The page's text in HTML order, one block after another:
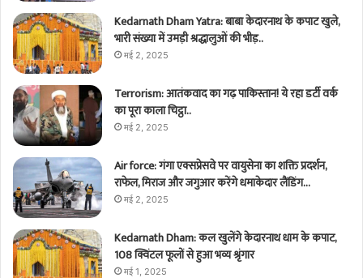
Kedarnath Dham Yatra: बाबा केदारनाथ के कपाट खुले,
भारी संख्या में उमड़ी श्रद्धालुओं की भीड़..
मई 2, 2025
Terrorism: आतंकवाद का गढ़ पाकिस्तान! ये रहा डर्टी वर्क
का पूरा काला चिट्ठा..
मई 2, 2025
Air force: गंगा एक्सप्रेसवे पर वायुसेना का शक्ति प्रदर्शन,
राफेल, मिराज और जगुआर करेंगे धमाकेदार लैंडिंग…
मई 2, 2025
Kedarnath Dham: कल खुलेंगे केदारनाथ धाम के कपाट,
108 क्विंटल फूलों से हुआ भव्य श्रृंगार
मई 1, 2025